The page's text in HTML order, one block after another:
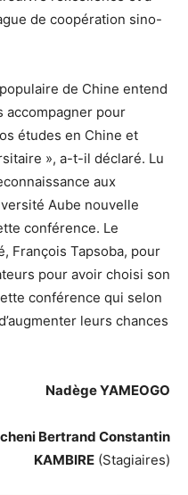
de coopération sino-
de Chine entend
accompagner pour
études en Chine et
», a-t-il déclaré. Lu
aux
Aube nouvelle
conférence. Le
François Tapsoba, pour
pour avoir choisi son
conférence qui selon
leurs chances
Nadège YAMEOGO
Bertrand Constantin
KAMBIRE (Stagiaires)